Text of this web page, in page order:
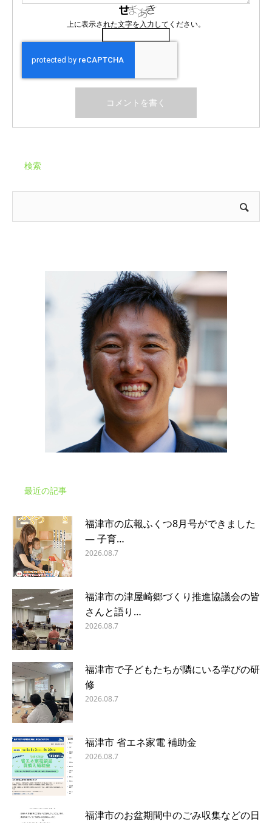
上に表示された文字を入力してください。
検索
最近の記事
福津市の広報ふくつ8月号ができました
― 子育…
2026.08.7
福津市の津屋崎郷づくり推進協議会の皆
さんと語り…
2026.08.7
福津市で子どもたちが隣にいる学びの研
修
2026.08.7
福津市 省エネ家電 補助金
2026.08.7
福津市のお盆期間中のごみ収集などの日